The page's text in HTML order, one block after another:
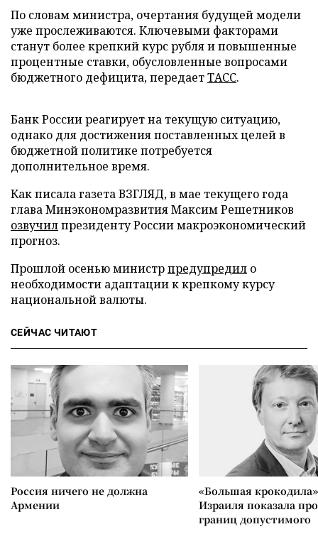
По словам министра, очертания будущей модели
уже прослеживаются. Ключевыми факторами
станут более крепкий курс рубля и повышенные
процентные ставки, обусловленные вопросами
бюджетного дефицита, передаетТАСС.
Банк России реагирует на текущую ситуацию,
однако для достижения поставленных целей в
бюджетной политике потребуется
дополнительное время.
Как писала газета ВЗГЛЯД, в мае текущего года
глава Минэкономразвития Максим Решетников
озвучилпрезиденту России макроэкономический
прогноз.
Прошлой осенью министрпредупредил о
необходимости адаптации к крепкому курсу
национальной валюты.
СЕЙЧАС ЧИТАЮТ
Россия ничего не должна
Армении
«Большая
Израиля показала
границ допустимого